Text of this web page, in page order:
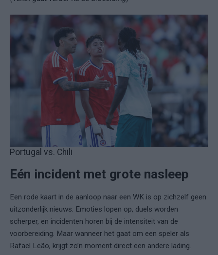
Portugal vs. Chili
Eén incident met grote nasleep
Een rode kaart in de aanloop naar een WK is op zichzelf geen
uitzonderlijk nieuws. Emoties lopen op, duels worden
scherper, en incidenten horen bij de intensiteit van de
voorbereiding. Maar wanneer het gaat om een speler als
Rafael Leão, krijgt zo’n moment direct een andere lading.